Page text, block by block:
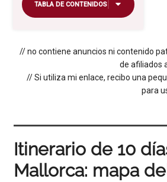
TABLA DE CONTENIDOS
// no contiene anuncios ni contenido
de afiliados
// Si utiliza mi enlace, recibo una
para
Itinerario de 10
Mallorca: mapa